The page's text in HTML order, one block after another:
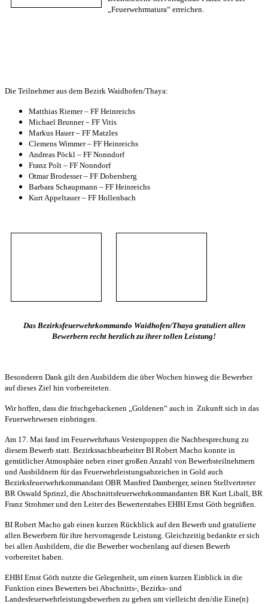
„Feuerwehrmatura“ erreichen.
Die Teilnehmer aus dem Bezirk Waidhofen/Thaya:
Matthias Riemer – FF Heinreichs
Michael Brunner – FF Vitis
Markus Hauer – FF Matzles
Clemens Wimmer – FF Heinreichs
Andreas Pöckl – FF Nonndorf
Franz Polt – FF Nonndorf
Otmar Brodesser – FF Dobersberg
Barbara Schaupmann – FF Heinreichs
Kurt Appeltauer – FF Hollenbach
Das Bezirksfeuerwehrkommando Waidhofen/Thaya gratuliert allen
Bewerbern recht herzlich zu ihrer tollen Leistung!
Besonderen Dank gilt den Ausbildern die über Wochen hinweg die Bewerber
auf dieses Ziel hin vorbereiteten.
Wir hoffen, dass die frischgebackenen „Goldenen“ auch in Zukunft sich in das
Feuerwehrwesen einbringen.
Am 17. Mai fand im Feuerwehrhaus Vestenpoppen die Nachbesprechung zu
diesem Bewerb statt. Bezirkssachbearbeiter BI Robert Macho konnte in
gemütlicher Atmosphäre neben einer großen Anzahl von Bewerbsteilnehmern
und Ausbildnern für das Feuerwehrleistungsabzeichen in Gold auch
Bezirksfeuerwehrkommandant OBR Manfred Damberger, seinen Stellvertreter
BR Oswald Sprinzl, die Abschnittsfeuerwehrkommandanten BR Kurt Liball, BR
Franz Strohmer und den Leiter des Bewerterstabes EHBI Ernst Göth begrüßen.
BI Robert Macho gab einen kurzen Rückblick auf den Bewerb und gratulierte
allen Bewerbern für ihre hervorragende Leistung. Gleichzeitig bedankte er sich
bei allen Ausbildern, die die Bewerber wochenlang auf diesen Bewerb
vorbereitet haben.
EHBI Ernst Göth nutzte die Gelegenheit, um einen kurzen Einblick in die
Funktion eines Bewerters bei Abschnitts-, Bezirks- und
Landesfeuerwehrleistungsbewerben zu geben um vielleicht den/die Eine(n)